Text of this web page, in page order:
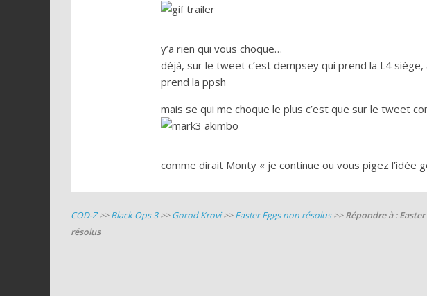
y’a rien qui vous choque…
déjà, sur le tweet c’est dempsey qui prend la L4
prend la ppsh
mais se qui me choque le plus c’est que sur le tweet
comme dirait Monty « je continue ou vous pigez l’idée
COD-Z>>Black Ops 3>>Gorod Krovi>>Easter Eggs non résolus>>Répondre à :
résolus